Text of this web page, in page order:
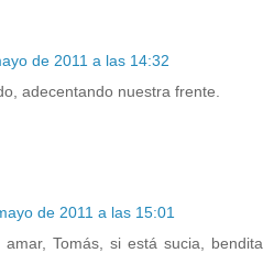
de 2011 a las 14:32
adecentando nuestra frente.
de 2011 a las 15:01
Tomás, si está sucia, bendita